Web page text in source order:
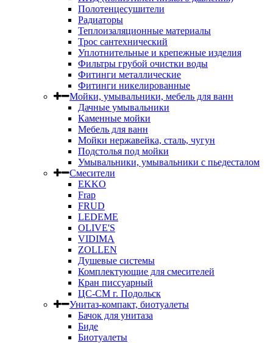
Полотенцесушители
Радиаторы
Теплоизаляционные материалы
Трос сантехнический
Уплотнительные и крепежные изделия
Фильтры грубой очистки воды
Фитинги металлические
Фитинги никелированные
Мойки, умывальники, мебель для ванн
Дачные умывальники
Каменные мойки
Мебель для ванн
Мойки нержавейка, сталь, чугун
Подстолья под мойки
Умывальники, умывальники с пьедесталом
Смесители
EKKO
Frap
FRUD
LEDEME
OLIVE'S
VIDIMA
ZOLLEN
Душевые системы
Комплектующие для смесителей
Кран писсуарный
ЦС-СМ г. Подольск
Унитаз-компакт, биотуалеты
Бачок для унитаза
Биде
Биотуалеты